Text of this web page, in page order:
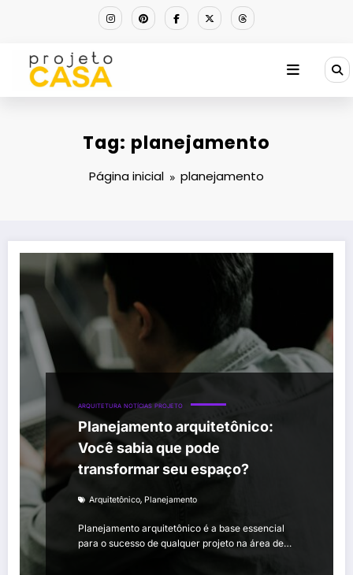
Tag: planejamento
Página inicial planejamento
ARQUITETURA NOTÍCIAS PROJETO
Planejamento arquitetônico:
Você sabia que pode
transformar seu espaço?
Arquitetônico, Planejamento
Planejamento arquitetônico é a base essencial
para o sucesso de qualquer projeto na área de…